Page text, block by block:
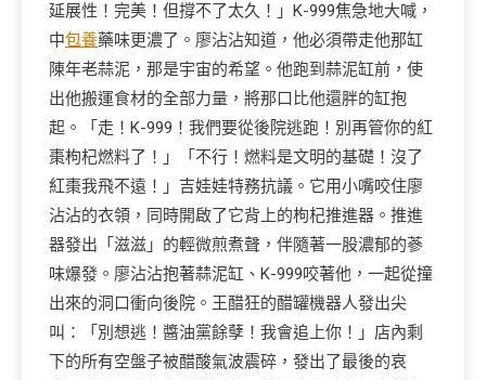
延展性！完美！但撐不了太久！」K-999焦急地大喊，
中包養藥味更濃了。廖沾沾知道，他必須帶走他那缸
陳年老蒜泥，那是宇宙的希望。他跑到蒜泥缸前，使
出他搬運食材的全部力量，將那口比他還胖的缸抱
起。「走！K-999！我們要從後院逃跑！別再管你的紅
棗枸杞燃料了！」「不行！燃料是文明的基礎！沒了
紅棗我飛不遠！」吉娃娃特務抗議。它用小嘴咬住廖
沾沾的衣領，同時開啟了它背上的枸杞推進器。推進
器發出「滋滋」的輕微煎煮聲，伴隨著一股濃郁的蔘
味爆發。廖沾沾抱著蒜泥缸、K-999咬著他，一起從撞
出來的洞口衝向後院。王醋狂的醋罐機器人發出尖
叫：「別想逃！醬油黨餘孽！我會追上你！」店內剩
下的所有空盤子被醋酸氣波震碎，發出了最後的哀